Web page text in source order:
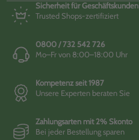
Sicherheit für Geschäftskunden
Trusted Shops-zertifiziert
0800 / 732 542 726
Mo–Fr von 8:00–18:00 Uhr
Kompetenz seit 1987
Unsere Experten beraten Sie
Zahlungsarten mit 2% Skonto
Bei jeder Bestellung sparen